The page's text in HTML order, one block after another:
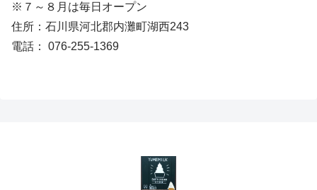
※７～８月は毎日オープン
住所：石川県河北郡内灘町湖西243
電話： 076-255-1369